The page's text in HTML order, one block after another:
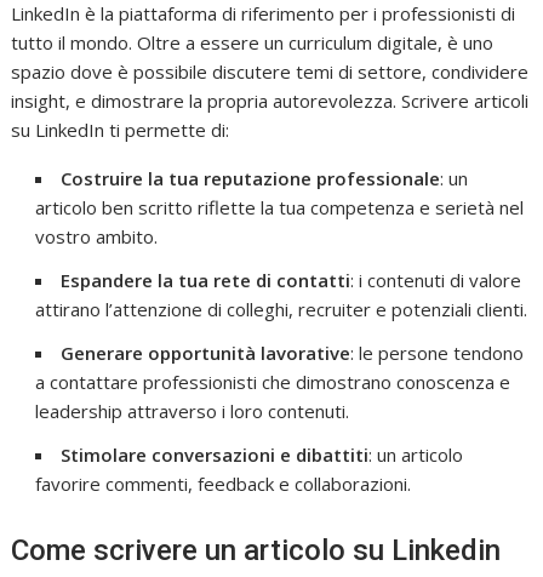
LinkedIn è la piattaforma di riferimento per i professionisti di
tutto il mondo. Oltre a essere un curriculum digitale, è uno
spazio dove è possibile discutere temi di settore, condividere
insight, e dimostrare la propria autorevolezza. Scrivere articoli
su LinkedIn ti permette di:
Costruire la tua reputazione professionale: un
articolo ben scritto riflette la tua competenza e serietà nel
vostro ambito.
Espandere la tua rete di contatti: i contenuti di valore
attirano l’attenzione di colleghi, recruiter e potenziali clienti.
Generare opportunità lavorative: le persone tendono
a contattare professionisti che dimostrano conoscenza e
leadership attraverso i loro contenuti.
Stimolare conversazioni e dibattiti: un articolo
favorire commenti, feedback e collaborazioni.
Come scrivere un articolo su Linkedin